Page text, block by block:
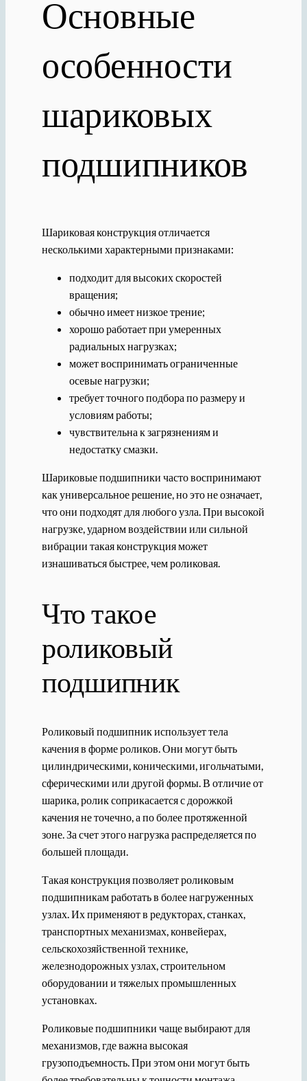
Основные
особенности
шариковых
подшипников
Шариковая конструкция отличается
несколькими характерными признаками:
подходит для высоких скоростей
вращения;
обычно имеет низкое трение;
хорошо работает при умеренных
радиальных нагрузках;
может воспринимать ограниченные
осевые нагрузки;
требует точного подбора по размеру и
условиям работы;
чувствительна к загрязнениям и
недостатку смазки.
Шариковые подшипники часто воспринимают
как универсальное решение, но это не означает,
что они подходят для любого узла. При высокой
нагрузке, ударном воздействии или сильной
вибрации такая конструкция может
изнашиваться быстрее, чем роликовая.
Что такое
роликовый
подшипник
Роликовый подшипник использует тела
качения в форме роликов. Они могут быть
цилиндрическими, коническими, игольчатыми,
сферическими или другой формы. В отличие от
шарика, ролик соприкасается с дорожкой
качения не точечно, а по более протяженной
зоне. За счет этого нагрузка распределяется по
большей площади.
Такая конструкция позволяет роликовым
подшипникам работать в более нагруженных
узлах. Их применяют в редукторах, станках,
транспортных механизмах, конвейерах,
сельскохозяйственной технике,
железнодорожных узлах, строительном
оборудовании и тяжелых промышленных
установках.
Роликовые подшипники чаще выбирают для
механизмов, где важна высокая
грузоподъемность. При этом они могут быть